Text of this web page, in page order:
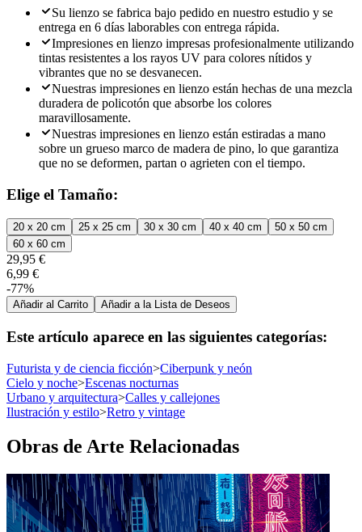
Su lienzo se fabrica bajo pedido en nuestro estudio y se
entrega en 6 días laborables con entrega rápida.
Impresiones en lienzo impresas profesionalmente utilizando
tintas resistentes a los rayos UV para colores nítidos y
vibrantes que no se desvanecen.
Nuestras impresiones en lienzo están hechas de una mezcla
duradera de policotón que absorbe los colores
maravillosamente.
Nuestras impresiones en lienzo están estiradas a mano
sobre un grueso marco de madera de pino, lo que garantiza
que no se deformen, partan o agrieten con el tiempo.
Elige el Tamaño:
20 x 20 cm 25 x 25 cm 30 x 30 cm 40 x 40 cm
50 x 50 cm
60 x 60 cm
29,95 €
6,99 €
-77%
Añadir al Carrito Añadir a la Lista de Deseos
Este artículo aparece en las siguientes categorías:
Futurista y de ciencia ficción>Ciberpunk y neón
Cielo y noche>Escenas nocturnas
Urbano y arquitectura>Calles y callejones
Ilustración y estilo>Retro y vintage
Obras de Arte Relacionadas